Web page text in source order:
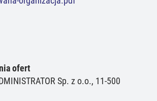
ofert
Sp. z o.o., 11-500